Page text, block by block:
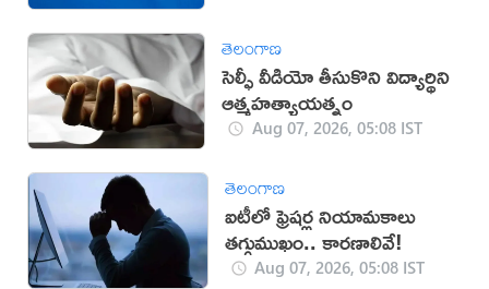
తెలంగాణ
సెల్ఫీ వీడియో తీసుకొని విద్యార్థిని
ఆత్మహత్యాయత్నం
Aug 07, 2026, 05:08 IST
తెలంగాణ
ఐటీలో ఫ్రెషర్ల నియామకాలు
తగ్గుముఖం.. కారణాలివే!
Aug 07, 2026, 05:08 IST